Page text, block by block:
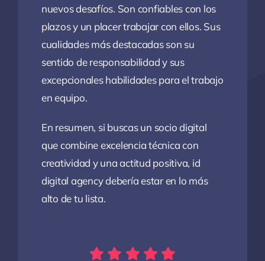
nuevos desafíos. Son confiables con los
plazos y un placer trabajar con ellos. Sus
cualidades más destacadas son su
sentido de responsabilidad y sus
excepcionales habilidades para el trabajo
en equipo.
En resumen, si buscas un socio digital
que combine excelencia técnica con
creatividad y una actitud positiva, id
digital agency debería estar en lo más
alto de tu lista.